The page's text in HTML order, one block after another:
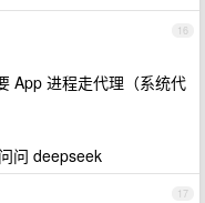
16
App 进程走代理（系统代
问 deepseek
17